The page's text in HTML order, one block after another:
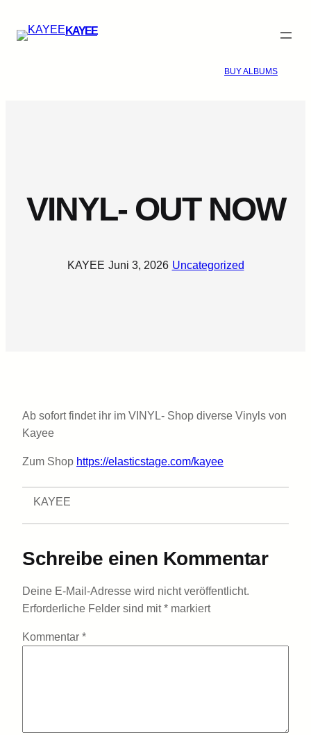
Inhalt
KAYEE
BUY ALBUMS
VINYL- OUT NOW
KAYEE Juni 3, 2026· Uncategorized
Ab sofort findet ihr im VINYL- Shop diverse Vinyls von
Kayee
Zum Shop https://elasticstage.com/kayee
KAYEE
Schreibe einen Kommentar
Deine E-Mail-Adresse wird nicht veröffentlicht.
Erforderliche Felder sind mit* markiert
Kommentar *